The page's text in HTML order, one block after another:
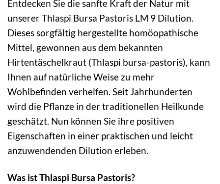
Entdecken Sie die sanfte Kraft der Natur mit
unserer Thlaspi Bursa Pastoris LM 9 Dilution.
Dieses sorgfältig hergestellte homöopathische
Mittel, gewonnen aus dem bekannten
Hirtentäschelkraut (Thlaspi bursa-pastoris), kann
Ihnen auf natürliche Weise zu mehr
Wohlbefinden verhelfen. Seit Jahrhunderten
wird die Pflanze in der traditionellen Heilkunde
geschätzt. Nun können Sie ihre positiven
Eigenschaften in einer praktischen und leicht
anzuwendenden Dilution erleben.
Was ist Thlaspi Bursa Pastoris?